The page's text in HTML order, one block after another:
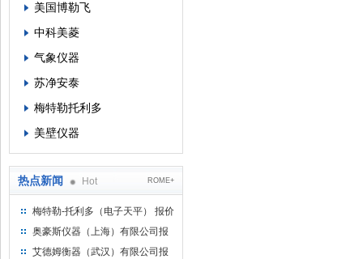
美国博勒飞
中科美菱
气象仪器
苏净安泰
梅特勒托利多
美壁仪器
热点新闻 Hot ROME+
梅特勒-托利多（电子天平） 报价
单
奥豪斯仪器（上海）有限公司报
价单
艾德姆衡器（武汉）有限公司报